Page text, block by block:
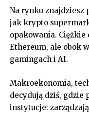
Na rynku znajdziesz
jak krypto
opakowania.
Ethereum, ale obok
gamingach i AI.
Makroekonomia,
decydują dziś, gdzie
instytucje: